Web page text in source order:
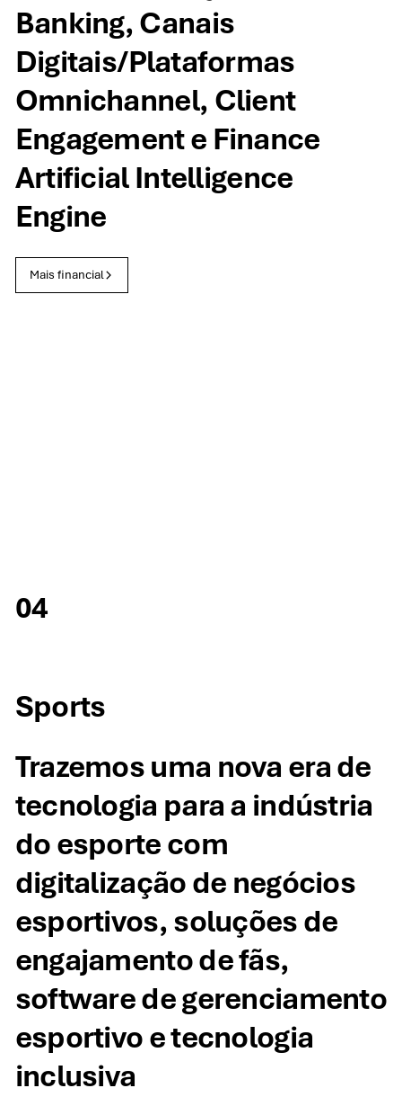
Banking, Canais
Digitais/Plataformas
Omnichannel, Client
Engagement e Finance
Artificial Intelligence
Engine
Mais financial
04
Sports
Trazemos uma nova era de
tecnologia para a indústria
do esporte com
digitalização de negócios
esportivos, soluções de
engajamento de fãs,
software de gerenciamento
esportivo e tecnologia
inclusiva